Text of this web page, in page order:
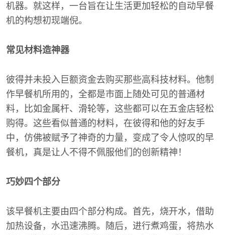
机器。就这样，一台旨在让生活更加轻松的自动早餐
机的构想初现端倪。
常见材料造神器
彼得并未投入巨额资金去购买那些高科技材料。他制
作早餐机所用的，全都是市面上随处可见的普通材
料，比如金属杆、滑轮等，这些都可以在五金店轻松
购得。这些看似普通的材料，在彼得和他的好友手
中，仿佛被赋予了神奇的力量，变成了令人惊叹的早
餐机，真是让人不得不佩服他们的创新精神！
巧妙四个部分
该早餐机主要由四个部分构成。首先，烧开水，借助
加热设备，水迅速沸腾。随后，进行煮鸡蛋，将热水